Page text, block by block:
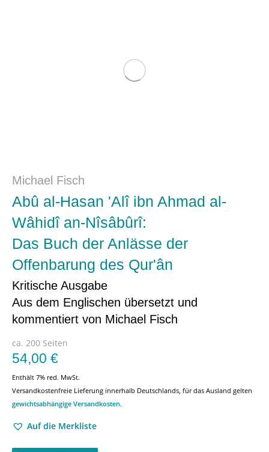
Michael Fisch
Abû al-Hasan 'Alî ibn Ahmad al-
Wâhidî an-Nîsâbûrî:
Das Buch der Anlässe der
Offenbarung des Qur'ân
Kritische Ausgabe
Aus dem Englischen übersetzt und
kommentiert von Michael Fisch
ca. 200 Seiten
54,00 €
Enthält 7% red. MwSt.
Versandkostenfreie Lieferung innerhalb Deutschlands, für das Ausland gelten
gewichtsabhängige Versandkosten.
Auf die Merkliste